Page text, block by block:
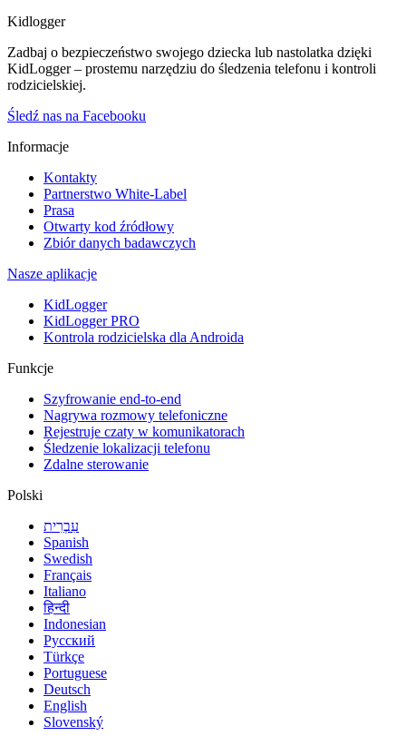
Kidlogger
Zadbaj o bezpieczeństwo swojego dziecka lub nastolatka dzięki
KidLogger – prostemu narzędziu do śledzenia telefonu i kontroli
rodzicielskiej.
Śledź nas na Facebooku
Informacje
Kontakty
Partnerstwo White-Label
Prasa
Otwarty kod źródłowy
Zbiór danych badawczych
Nasze aplikacje
KidLogger
KidLogger PRO
Kontrola rodzicielska dla Androida
Funkcje
Szyfrowanie end-to-end
Nagrywa rozmowy telefoniczne
Rejestruje czaty w komunikatorach
Śledzenie lokalizacji telefonu
Zdalne sterowanie
Polski
עִבְרִית
Spanish
Swedish
Français
Italiano
हिन्दी
Indonesian
Русский
Türkçe
Portuguese
Deutsch
English
Slovenský